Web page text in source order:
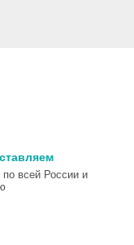
всей России и